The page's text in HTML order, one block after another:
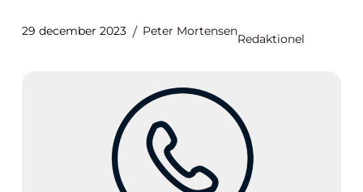
29 december 2023 Peter Mortensen
Redaktionel